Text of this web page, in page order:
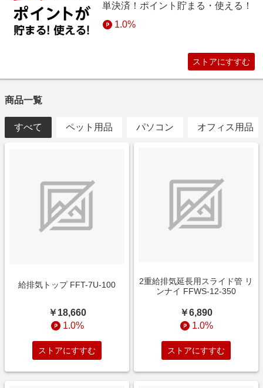
単決済！ポイント貯まる・使える！
1.0%
ストアにすすむ
商品一覧
すべて ペット用品 パソコン オフィス用品
給排気トップ FFT-7U-100
￥18,660
1.0%
ストアにすすむ
2重給排気延長用スライド管 リ
ンナイ FFWS-12-350
￥6,890
1.0%
ストアにすすむ